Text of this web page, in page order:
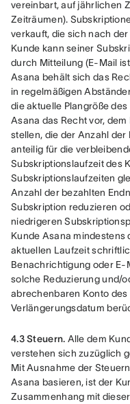
vereinbart, auf jährlichen
Zeiträumen).
verkauft, die sich nach
Kunde kann seiner
durch Mitteilung (E-Mail
Asana behält sich das
in regelmäßigen
die aktuelle Plangröße
Asana das Recht vor,
stellen, die der Anzahl
anteilig für die
Subskriptionslaufzeit des
Subskriptionslaufzeiten
Anzahl der bezahlten
Subskription reduzieren
niedrigeren
Kunde Asana mindestens
aktuellen Laufzeit
Benachrichtigung oder E-
solche Reduzierung und/
abrechenbaren Konto
Verlängerungsdatum
4.3 Steuern. Alle dem
verstehen sich zuzüglich
Mit Ausnahme der
Asana basieren, ist der
Zusammenhang mit